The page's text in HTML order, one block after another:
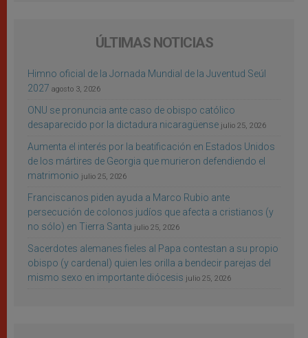
ÚLTIMAS NOTICIAS
Himno oficial de la Jornada Mundial de la Juventud Seúl
2027 agosto 3, 2026
ONU se pronuncia ante caso de obispo católico
desaparecido por la dictadura nicaragüense julio 25, 2026
Aumenta el interés por la beatificación en Estados Unidos
de los mártires de Georgia que murieron defendiendo el
matrimonio julio 25, 2026
Franciscanos piden ayuda a Marco Rubio ante
persecución de colonos judíos que afecta a cristianos (y
no sólo) en Tierra Santa julio 25, 2026
Sacerdotes alemanes fieles al Papa contestan a su propio
obispo (y cardenal) quien les orilla a bendecir parejas del
mismo sexo en importante diócesis julio 25, 2026